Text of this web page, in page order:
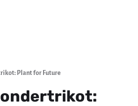
Plant for Future